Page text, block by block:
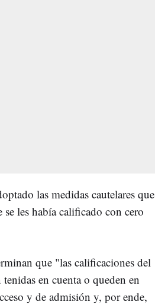
las medidas cautelares que
se les había calificado con cero
que "las calificaciones del
en cuenta o queden en
y de admisión y, por ende,